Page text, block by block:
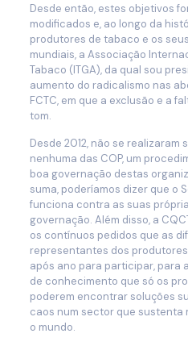
Desde então, estes objetivos
modificados e, ao longo da
produtores de tabaco e os
mundiais, a Associação
Tabaco (ITGA), da qual sou
aumento do radicalismo nas
FCTC, em que a exclusão e a
tom.
Desde 2012, não se realizaram
nenhuma das COP, um
boa governação destas
suma, poderíamos dizer que o
funciona contra as suas
governação. Além disso, a
os contínuos pedidos que as
representantes dos
após ano para participar, para
de conhecimento que só os
poderem encontrar soluções
caos num sector que sustenta
o mundo.